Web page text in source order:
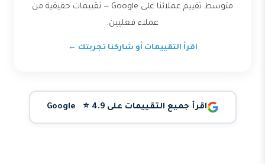
متوسط تقييم عملائنا على Google — تقييمات حقيقية من
عملاء فعليين.
اقرأ التقييمات أو شاركنا تجربتك ←
اقرأ جميع التقييمات على Google ⭐ 4.9